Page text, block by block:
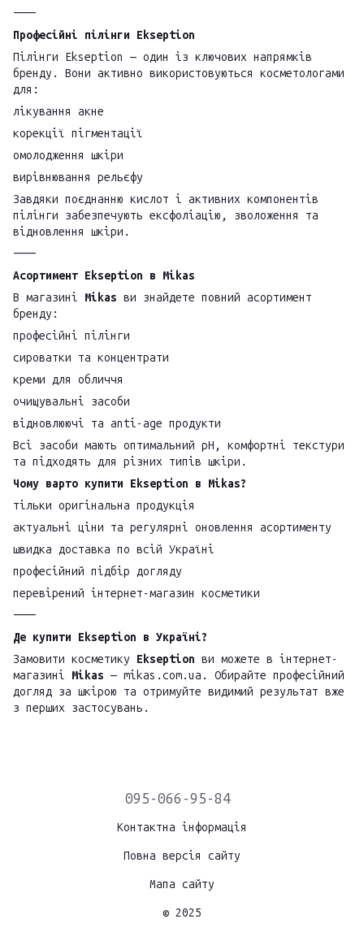
⸻
Професійні пілінги Ekseption
Пілінги Ekseption — один із ключових напрямків
бренду. Вони активно використовуються косметологами
для:
лікування акне
корекції пігментації
омолодження шкіри
вирівнювання рельєфу
Завдяки поєднанню кислот і активних компонентів
пілінги забезпечують ексфоліацію, зволоження та
відновлення шкіри.
⸻
Асортимент Ekseption в Mikas
В магазині Mikas ви знайдете повний асортимент
бренду:
професійні пілінги
сироватки та концентрати
креми для обличчя
очищувальні засоби
відновлюючі та anti-age продукти
Всі засоби мають оптимальний pH, комфортні текстури
та підходять для різних типів шкіри.
Чому варто купити Ekseption в Mikas?
тільки оригінальна продукція
актуальні ціни та регулярні оновлення асортименту
швидка доставка по всій Україні
професійний підбір догляду
перевірений інтернет-магазин косметики
⸻
Де купити Ekseption в Україні?
Замовити косметику Ekseption ви можете в інтернет-
магазині Mikas — mikas.com.ua. Обирайте професійний
догляд за шкірою та отримуйте видимий результат вже
з перших застосувань.
095-066-95-84
Контактна інформація
Повна версія сайту
Мапа сайту
© 2025